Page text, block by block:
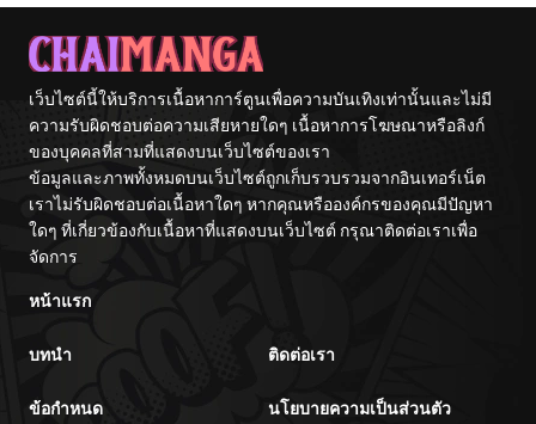
Tag Otome
เว็บไซต์นี้ให้บริการเนื้อหาการ์ตูนเพื่อความบันเทิงเท่านั้นและไม่มี
ความรับผิดชอบต่อความเสียหายใดๆ เนื้อหาการโฆษณาหรือลิงก์
ของบุคคลที่สามที่แสดงบนเว็บไซต์ของเรา
ข้อมูลและภาพทั้งหมดบนเว็บไซต์ถูกเก็บรวบรวมจากอินเทอร์เน็ต
เราไม่รับผิดชอบต่อเนื้อหาใดๆ หากคุณหรือองค์กรของคุณมีปัญหา
ใดๆ ที่เกี่ยวข้องกับเนื้อหาที่แสดงบนเว็บไซต์ กรุณาติดต่อเราเพื่อ
จัดการ
หน้าแรก
บทนำ ติดต่อเรา
ข้อกำหนด นโยบายความเป็นส่วนตัว